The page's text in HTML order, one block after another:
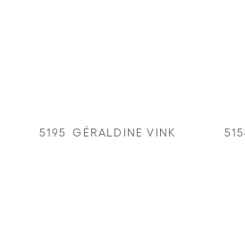
5195 GÉRALDINE VINK